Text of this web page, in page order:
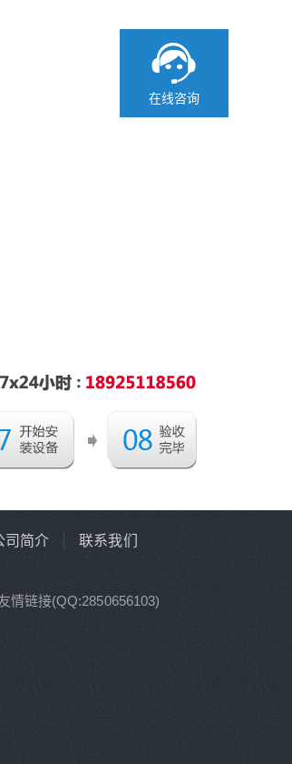
司简介 联系我们
情链接(QQ:2850656103)
在线咨询